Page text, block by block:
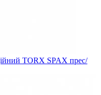
TORX SPAX прес/